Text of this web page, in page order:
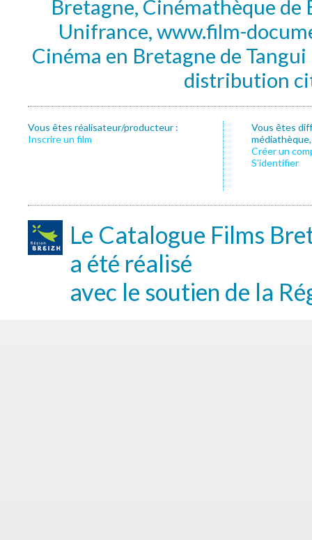
Bretagne, Cinémathèque de
Unifrance, www.film-
Cinéma en Bretagne de
distribution
Vous êtes réalisateur/producteur :
Inscrire un film
Vous êtes
Créer un
S’identifier
Le Catalogue Films
a été réalisé
avec le soutien de la